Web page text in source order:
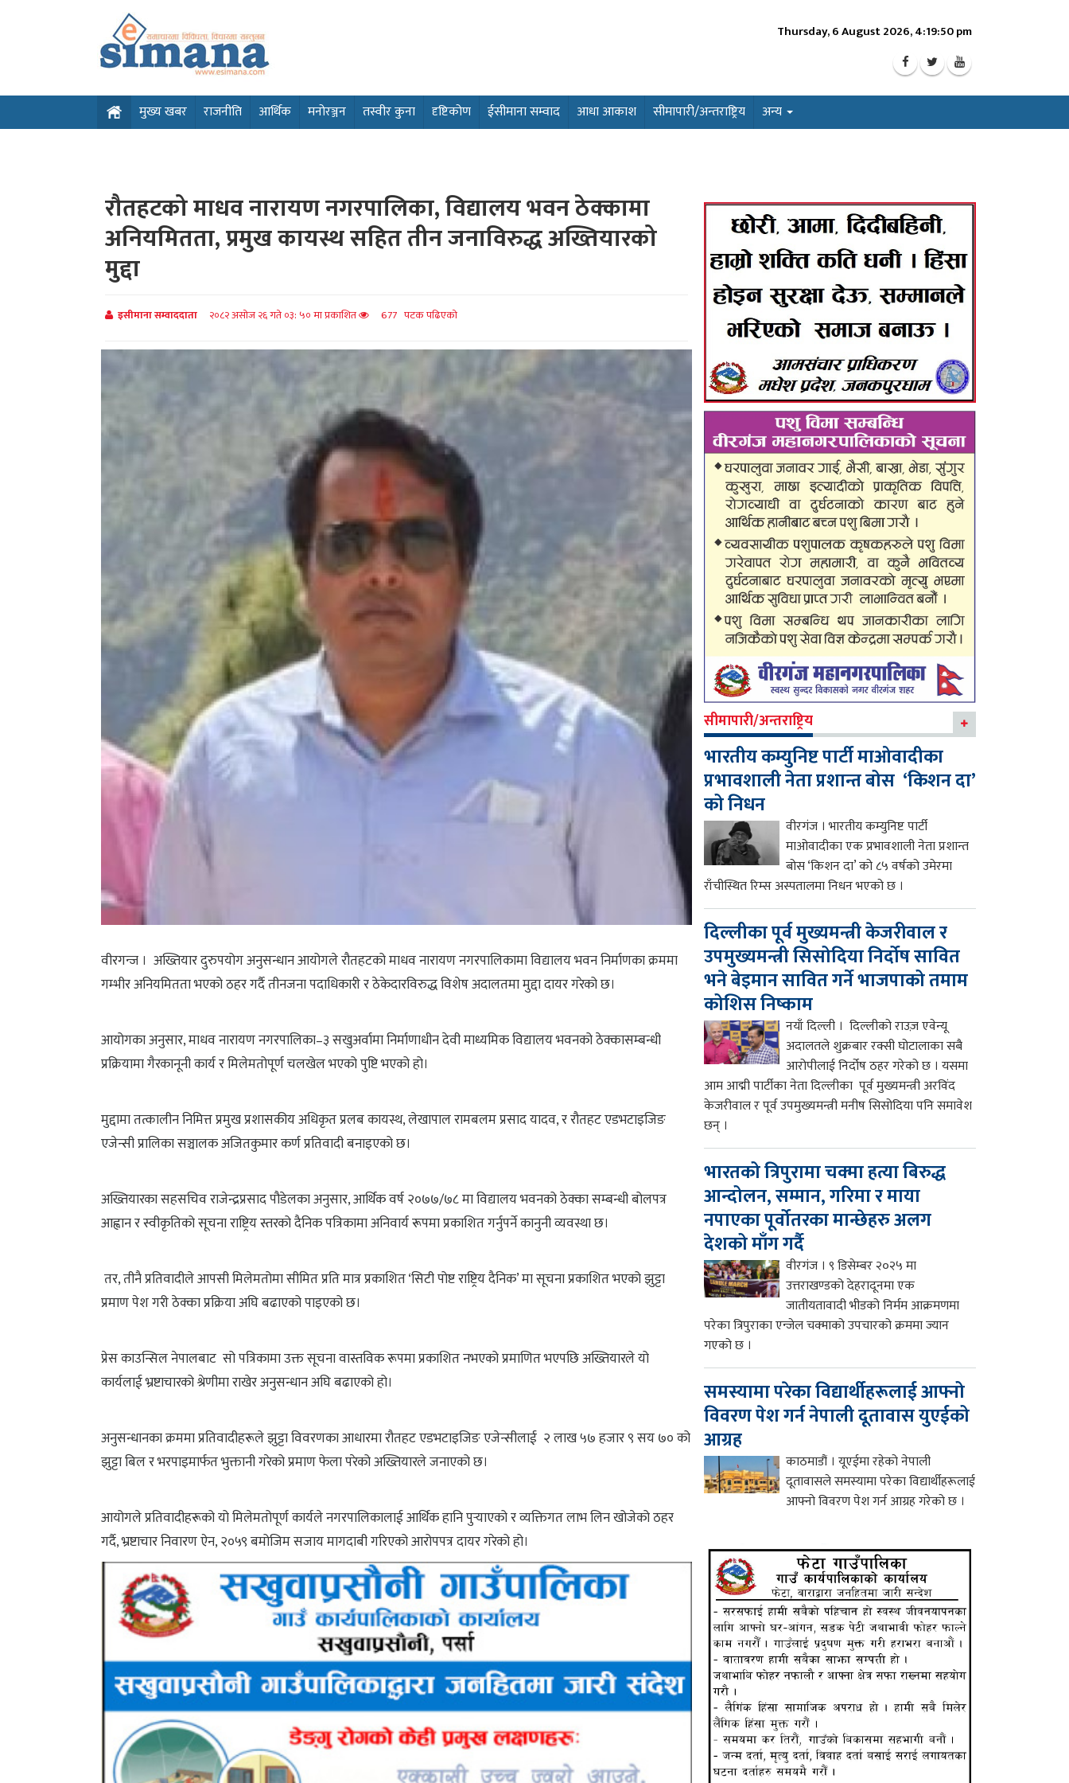
Thursday, 6 August 2026, 4:19:52 pm
मुख्य खबर राजनीति आर्थिक मनोरञ्जन तस्वीर कुना दृष्टिकोण ईसीमाना सम्वाद आधा आकाश सीमापारी/अन्तराष्ट्रिय अन्य
रौतहटको माधव नारायण नगरपालिका, विद्यालय भवन ठेक्कामा
अनियमितता, प्रमुख कायस्थ सहित तीन जनाविरुद्ध अख्तियारको
मुद्दा
इसीमाना सम्वाददाता २०८२ असोज २६ गते ०३: ५० मा प्रकाशित 677 पटक पढिएको
वीरगन्ज । अख्तियार दुरुपयोग अनुसन्धान आयोगले रौतहटको माधव नारायण नगरपालिकामा विद्यालय भवन निर्माणका क्रममा
गम्भीर अनियमितता भएको ठहर गर्दै तीनजना पदाधिकारी र ठेकेदारविरुद्ध विशेष अदालतमा मुद्दा दायर गरेको छ।
आयोगका अनुसार, माधव नारायण नगरपालिका–३ सखुअर्वामा निर्माणाधीन देवी माध्यमिक विद्यालय भवनको ठेक्कासम्बन्धी
प्रक्रियामा गैरकानूनी कार्य र मिलेमतोपूर्ण चलखेल भएको पुष्टि भएको हो।
मुद्दामा तत्कालीन निमित्त प्रमुख प्रशासकीय अधिकृत प्रलब कायस्थ, लेखापाल रामबलम प्रसाद यादव, र रौतहट एडभटाइजिङ
एजेन्सी प्रालिका सञ्चालक अजितकुमार कर्ण प्रतिवादी बनाइएको छ।
अख्तियारका सहसचिव राजेन्द्रप्रसाद पौडेलका अनुसार, आर्थिक वर्ष २०७७/७८ मा विद्यालय भवनको ठेक्का सम्बन्धी बोलपत्र
आह्वान र स्वीकृतिको सूचना राष्ट्रिय स्तरको दैनिक पत्रिकामा अनिवार्य रूपमा प्रकाशित गर्नुपर्ने कानुनी व्यवस्था छ।
तर, तीनै प्रतिवादीले आपसी मिलेमतोमा सीमित प्रति मात्र प्रकाशित ‘सिटी पोष्ट राष्ट्रिय दैनिक’ मा सूचना प्रकाशित भएको झुट्टा
प्रमाण पेश गरी ठेक्का प्रक्रिया अघि बढाएको पाइएको छ।
प्रेस काउन्सिल नेपालबाट सो पत्रिकामा उक्त सूचना वास्तविक रूपमा प्रकाशित नभएको प्रमाणित भएपछि अख्तियारले यो
कार्यलाई भ्रष्टाचारको श्रेणीमा राखेर अनुसन्धान अघि बढाएको हो।
अनुसन्धानका क्रममा प्रतिवादीहरूले झुट्टा विवरणका आधारमा रौतहट एडभटाइजिङ एजेन्सीलाई २ लाख ५७ हजार ९ सय ७० को
झुट्टा बिल र भरपाइमार्फत भुक्तानी गरेको प्रमाण फेला परेको अख्तियारले जनाएको छ।
आयोगले प्रतिवादीहरूको यो मिलेमतोपूर्ण कार्यले नगरपालिकालाई आर्थिक हानि पुर्‍याएको र व्यक्तिगत लाभ लिन खोजेको ठहर
गर्दै, भ्रष्टाचार निवारण ऐन, २०५९ बमोजिम सजाय मागदाबी गरिएको आरोपपत्र दायर गरेको हो।
सीमापारी/अन्तराष्ट्रिय
भारतीय कम्युनिष्ट पार्टी माओवादीका
प्रभावशाली नेता प्रशान्त बोस ‘किशन दा’
को निधन
वीरगंज । भारतीय कम्युनिष्ट पार्टी
माओवादीका एक प्रभावशाली नेता प्रशान्त
बोस ‘किशन दा’ को ८५ वर्षको उमेरमा
राँचीस्थित रिम्स अस्पतालमा निधन भएको छ ।
दिल्लीका पूर्व मुख्यमन्त्री केजरीवाल र
उपमुख्यमन्त्री सिसोदिया निर्दोष सावित
भने बेइमान सावित गर्ने भाजपाको तमाम
कोशिस निष्काम
नयाँ दिल्ली । दिल्लीको राउज़ एवेन्यू
अदालतले शुक्रबार रक्सी घोटालाका सबै
आरोपीलाई निर्दोष ठहर गरेको छ । यसमा
आम आद्मी पार्टीका नेता दिल्लीका पूर्व मुख्यमन्त्री अरविंद
केजरीवाल र पूर्व उपमुख्यमन्त्री मनीष सिसोदिया पनि समावेश
छन् ।
भारतको त्रिपुरामा चक्मा हत्या बिरुद्ध
आन्दोलन, सम्मान, गरिमा र माया
नपाएका पूर्वोतरका मान्छेहरु अलग
देशको माँग गर्दै
वीरगंज । ९ डिसेम्बर २०२५ मा
उत्तराखण्डको देहरादूनमा एक
जातीयतावादी भीडको निर्मम आक्रमणमा
परेका त्रिपुराका एन्जेल चक्माको उपचारको क्रममा ज्यान
गएको छ ।
समस्यामा परेका विद्यार्थीहरूलाई आफ्नो
विवरण पेश गर्न नेपाली दूतावास युएईको
आग्रह
काठमाडौं । यूएईमा रहेको नेपाली
दूतावासले समस्यामा परेका विद्यार्थीहरूलाई
आफ्नो विवरण पेश गर्न आग्रह गरेको छ ।